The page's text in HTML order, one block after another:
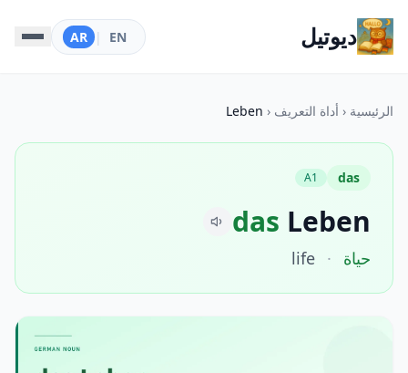
ديوتيل EN
|
AR
الرئيسية ‹ أداة التعريف ‹
Leben
das
A1
das Leben
حياة ·
life